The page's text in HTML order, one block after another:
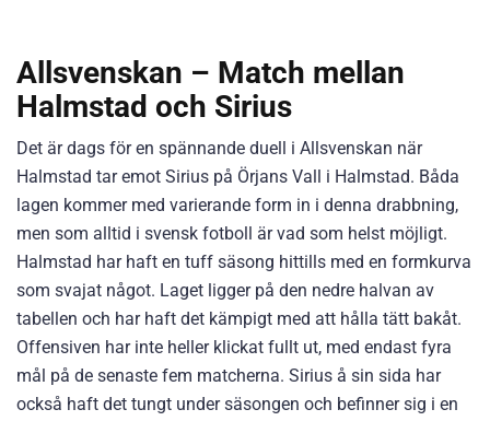
Allsvenskan – Match mellan
Halmstad och Sirius
Det är dags för en spännande duell i Allsvenskan när
Halmstad tar emot Sirius på Örjans Vall i Halmstad. Båda
lagen kommer med varierande form in i denna drabbning,
men som alltid i svensk fotboll är vad som helst möjligt.
Halmstad har haft en tuff säsong hittills med en formkurva
som svajat något. Laget ligger på den nedre halvan av
tabellen och har haft det kämpigt med att hålla tätt bakåt.
Offensiven har inte heller klickat fullt ut, med endast fyra
mål på de senaste fem matcherna. Sirius å sin sida har
också haft det tungt under säsongen och befinner sig i en